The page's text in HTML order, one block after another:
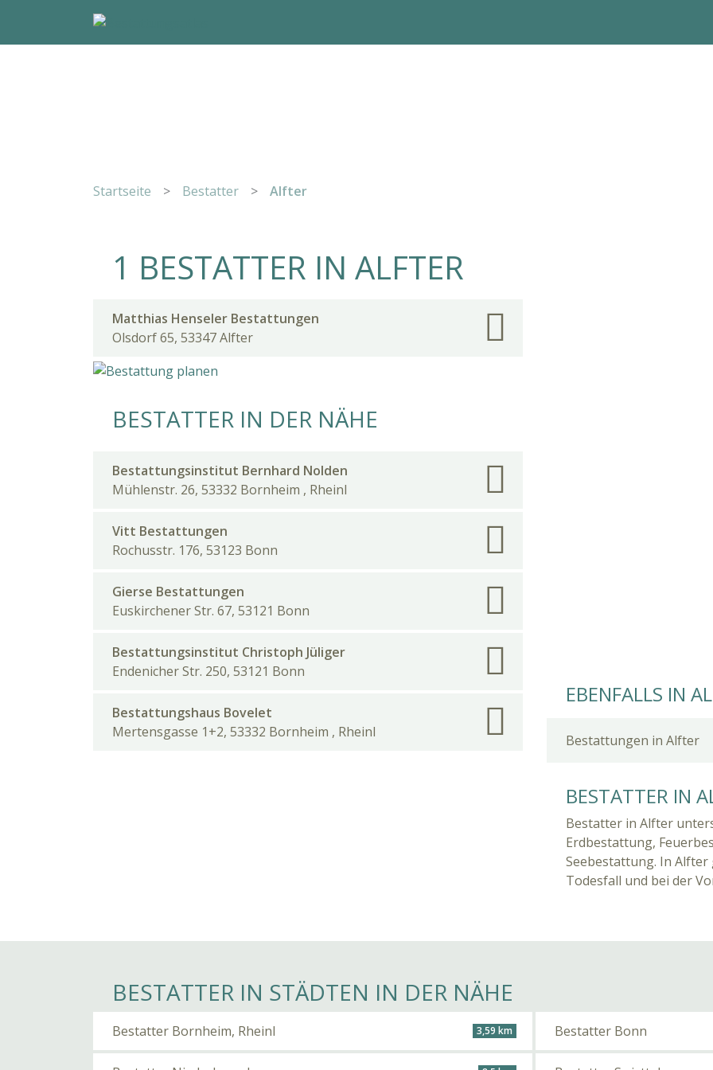
Startseite > Bestatter > Alfter
1 BESTATTER IN ALFTER
Matthias Henseler Bestattungen
Olsdorf 65, 53347 Alfter
BESTATTER IN DER NÄHE
Bestattungsinstitut Bernhard Nolden
Mühlenstr. 26, 53332 Bornheim , Rheinl
Vitt Bestattungen
Rochusstr. 176, 53123 Bonn
Gierse Bestattungen
Euskirchener Str. 67, 53121 Bonn
Bestattungsinstitut Christoph Jüliger
Endenicher Str. 250, 53121 Bonn
Bestattungshaus Bovelet
Mertensgasse 1+2, 53332 Bornheim , Rheinl
EBENFALLS IN
Bestattungen in Alfter
BESTATTER IN
Bestatter in Alfter
Erdbestattung,
Seebestattung. In
Todesfall und bei der
BESTATTER IN STÄDTEN IN DER NÄHE
Bestatter Bornheim, Rheinl 3,59 km Bestatter Bonn